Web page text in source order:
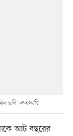
ছবি: এএফপি
আট বছরের